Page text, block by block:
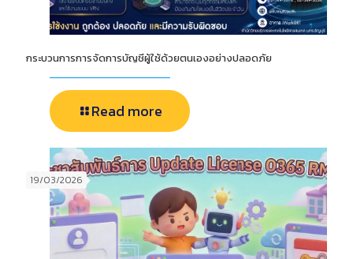
กระบวนการการจัดการบัญชีผู้ใช้ด้วยตนเองอย่างปลอดภัย
Read more
19/03/2026